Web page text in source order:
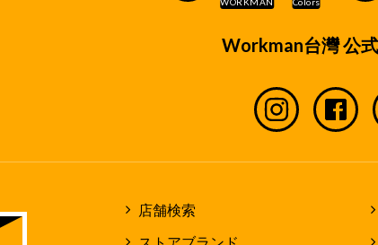
Workman台灣 公
店舗検索